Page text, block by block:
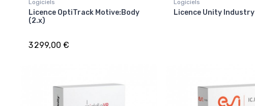
Logiciels
Licence OptiTrack Motive:Body
(2.x)
3 299,00 €
Logiciels
Licence Unity Industry